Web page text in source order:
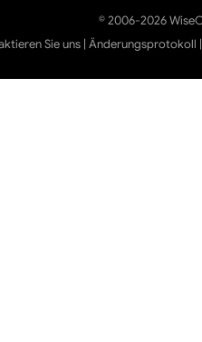
© 2006-2026
Sie uns |Änderungsprotokoll